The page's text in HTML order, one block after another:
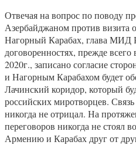
Отвечая на вопрос по поводу
Азербайджаном против
Нагорный Карабах, глава МИД
договоренностях, прежде
2020г., записано согласие
и Нагорным Карабахом будет
Лачинский коридор, который
российских миротворцев.
никогда не отрицал. На
переговоров никогда не стоял
Армению и Карабах друг от